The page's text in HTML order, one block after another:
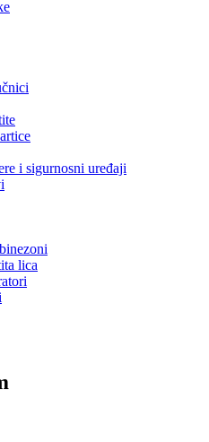
i sigurnosni uređaji
lica